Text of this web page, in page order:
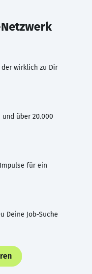
Netzwerk
der wirklich zu Dir
über 20.000
für ein
Deine Job-Suche